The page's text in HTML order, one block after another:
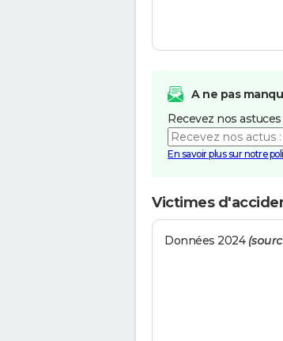
A ne pas
Recevez nos
En savoir plus sur notre
Victimes
Données 2024